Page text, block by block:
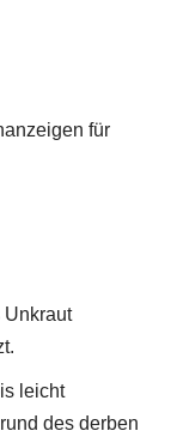
für
Unkraut
leicht
des derben